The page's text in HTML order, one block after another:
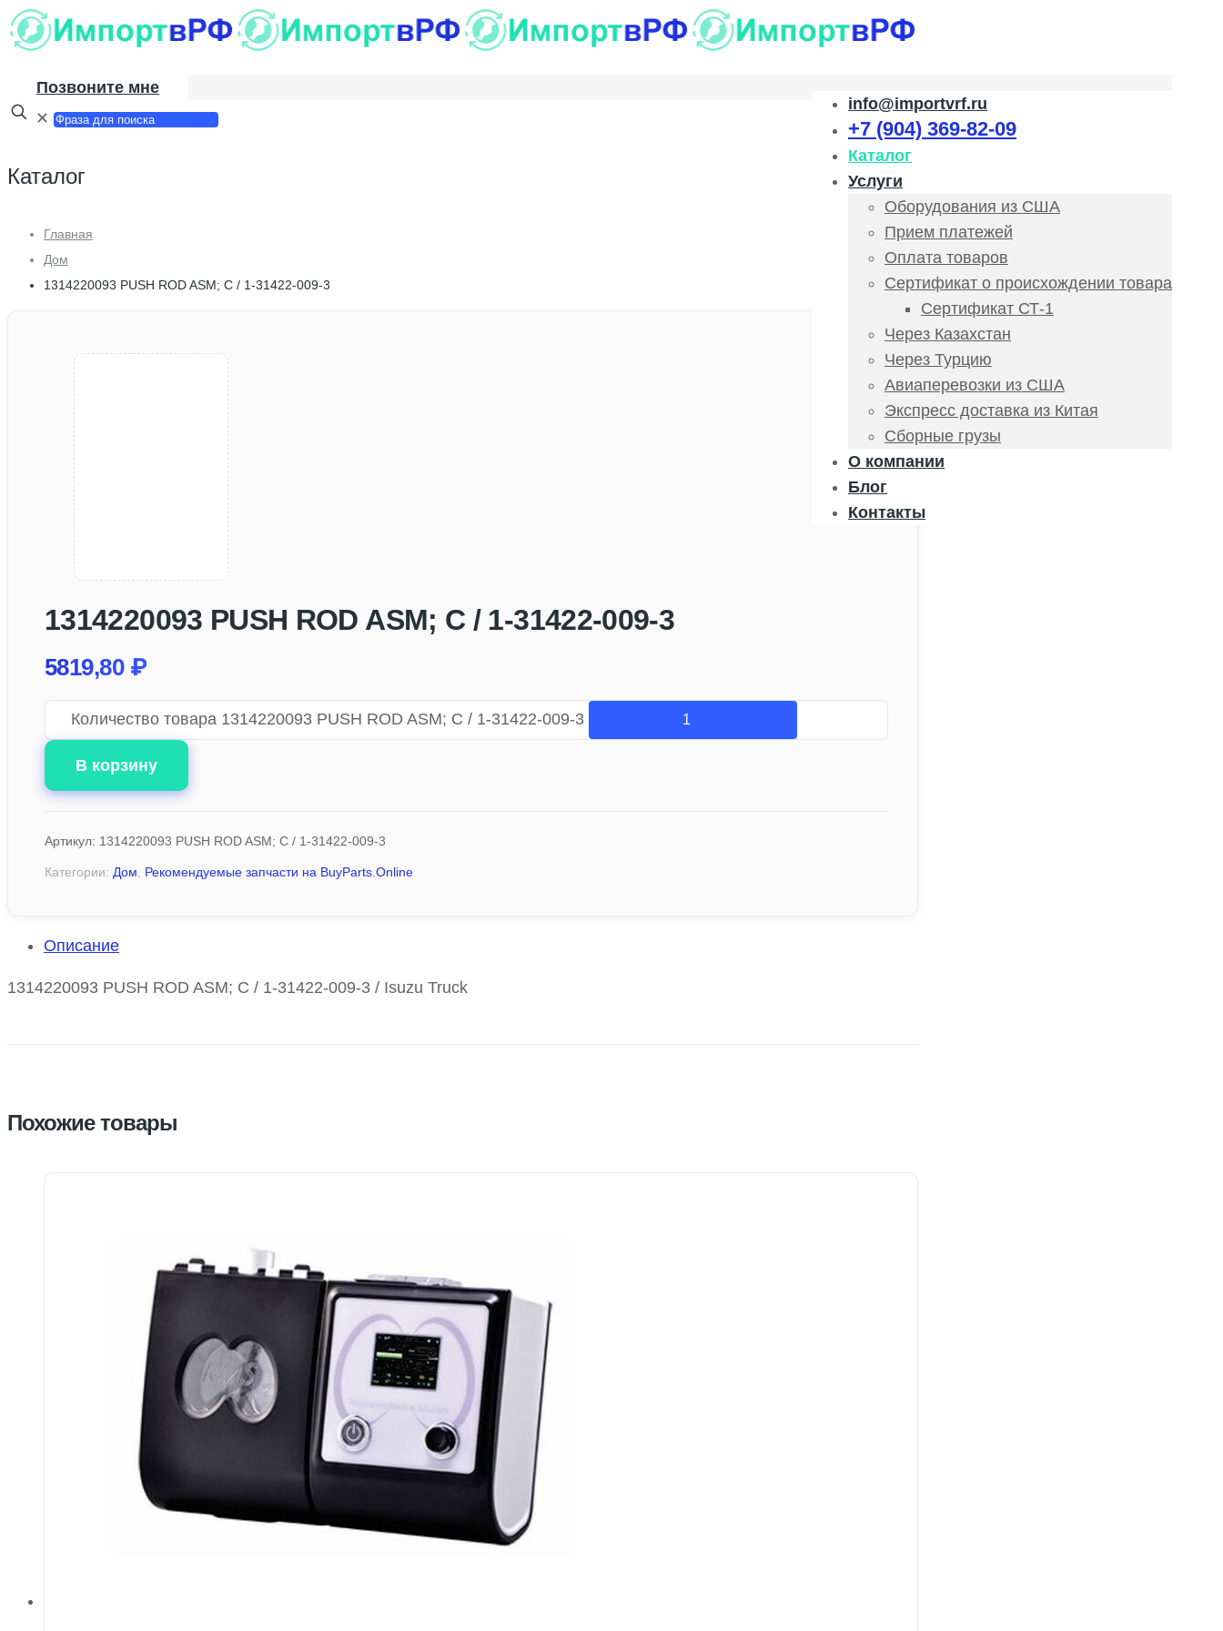
info@importvrf.ru
+7 (904) 369-82-09
Каталог
Услуги
Оборудования из США
Прием платежей
Оплата товаров
Сертификат о происхождении товара
Сертификат СТ-1
Через Казахстан
Через Турцию
Авиаперевозки из США
Экспресс доставка из Китая
Сборные грузы
О компании
Блог
Контакты
Позвоните мне
✕
Каталог
Главная
Дом
1314220093 PUSH ROD ASM; C / 1-31422-009-3
1314220093 PUSH ROD ASM; C / 1-31422-009-3
5819,80 ₽
Количество товара 1314220093 PUSH ROD ASM; C / 1-31422-009-3
В корзину
Артикул: 1314220093 PUSH ROD ASM; C / 1-31422-009-3
Категории: Дом Рекомендуемые запчасти на BuyParts.Online
Описание
1314220093 PUSH ROD ASM; C / 1-31422-009-3 / Isuzu Truck
Похожие товары